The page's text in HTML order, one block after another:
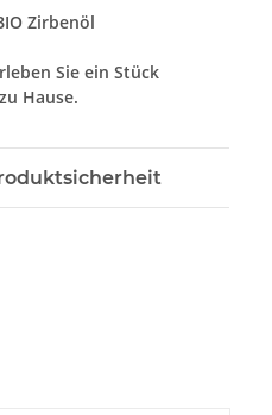
Zirbenöl
Sie ein Stück
Hause.